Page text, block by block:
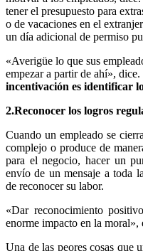
tener el presupuesto para
o de vacaciones en el
un día adicional de permiso
«Averigüe lo que sus
empezar a partir de ahí», dice.
incentivación es identificar
2.Reconocer los logros
Cuando un empleado se
complejo o produce de
para el negocio, hacer un
envío de un mensaje a toda
de reconocer su labor.
«Dar reconocimiento
enorme impacto en la moral»,
Una de las peores cosas que